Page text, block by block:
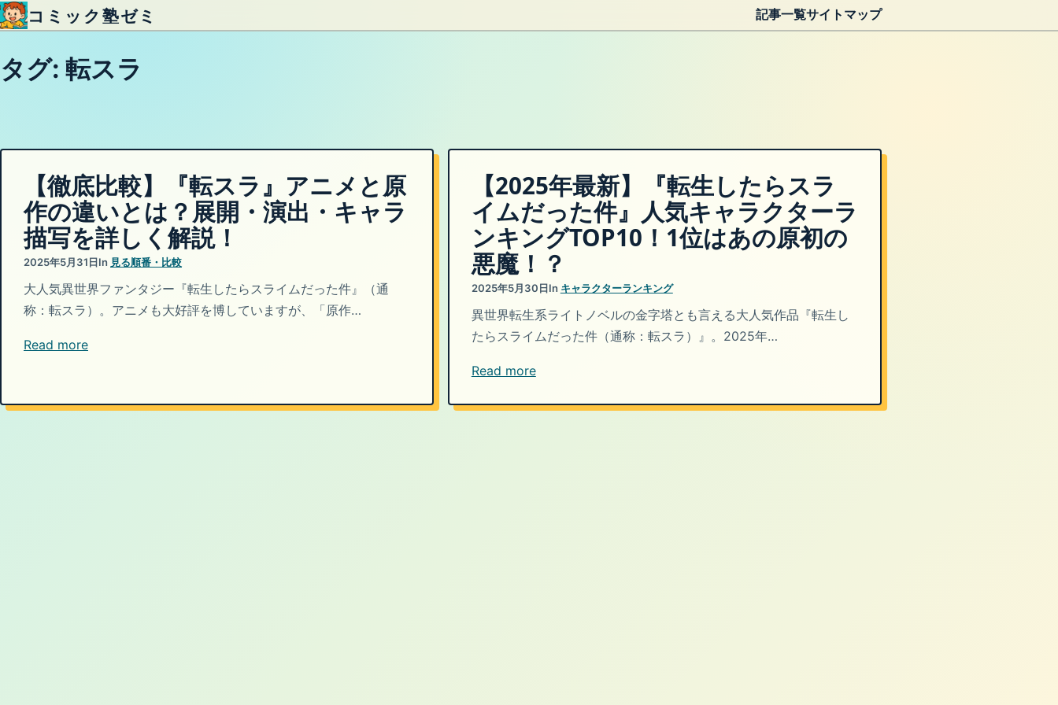
内容をスキップ
コミック塾ゼミ 記事一覧サイトマップ
タグ: 転スラ
【徹底比較】『転スラ』アニメと原
作の違いとは？展開・演出・キャラ
描写を詳しく解説！
2025年5月31日In 見る順番・比較
大人気異世界ファンタジー『転生したらスライムだった件』（通
称：転スラ）。アニメも大好評を博していますが、「原作…
Read more
【2025年最新】『転生したらスラ
イムだった件』人気キャラクターラ
ンキングTOP10！1位はあの原初の
悪魔！？
2025年5月30日In キャラクターランキング
異世界転生系ライトノベルの金字塔とも言える大人気作品『転生し
たらスライムだった件（通称：転スラ）』。2025年…
Read more